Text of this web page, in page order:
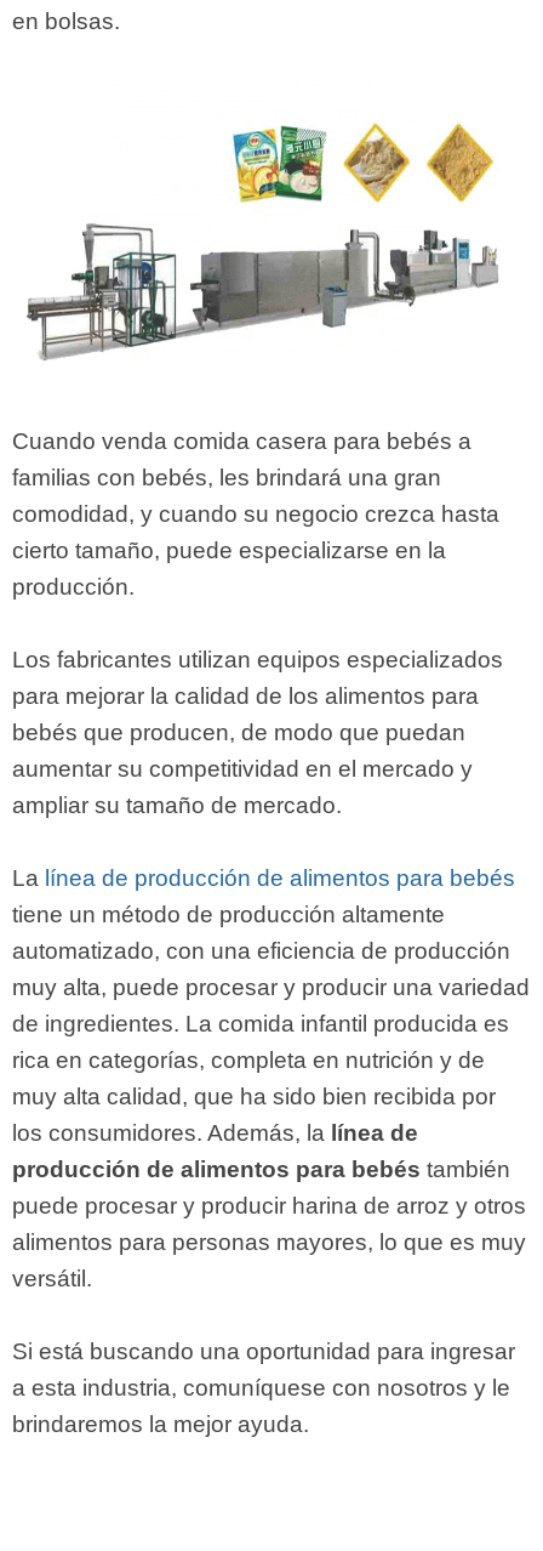
en bolsas.
Cuando venda comida casera para bebés a
familias con bebés, les brindará una gran
comodidad, y cuando su negocio crezca hasta
cierto tamaño, puede especializarse en la
producción.
Los fabricantes utilizan equipos especializados
para mejorar la calidad de los alimentos para
bebés que producen, de modo que puedan
aumentar su competitividad en el mercado y
ampliar su tamaño de mercado.
La línea de producción de alimentos para bebés
tiene un método de producción altamente
automatizado, con una eficiencia de producción
muy alta, puede procesar y producir una variedad
de ingredientes. La comida infantil producida es
rica en categorías, completa en nutrición y de
muy alta calidad, que ha sido bien recibida por
los consumidores. Además, la línea de
producción de alimentos para bebés también
puede procesar y producir harina de arroz y otros
alimentos para personas mayores, lo que es muy
versátil.
Si está buscando una oportunidad para ingresar
a esta industria, comuníquese con nosotros y le
brindaremos la mejor ayuda.